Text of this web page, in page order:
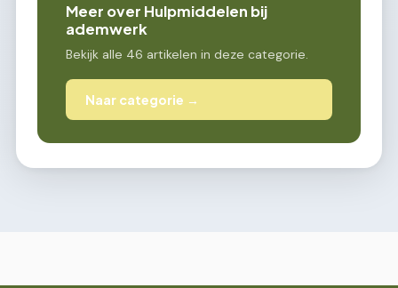
Meer over Hulpmiddelen bij
ademwerk
Bekijk alle 46 artikelen in deze categorie.
Naar categorie →